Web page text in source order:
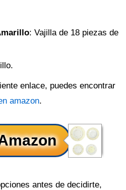
: Vajilla de 18 piezas de
enlace, puedes encontrar
amazon.
antes de decidirte,